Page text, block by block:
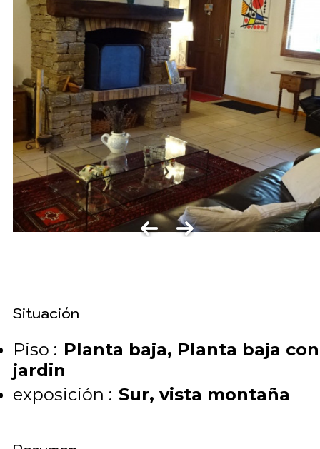
Situación
Piso : Planta baja
Planta baja con
jardin
exposición : Sur vista montaña